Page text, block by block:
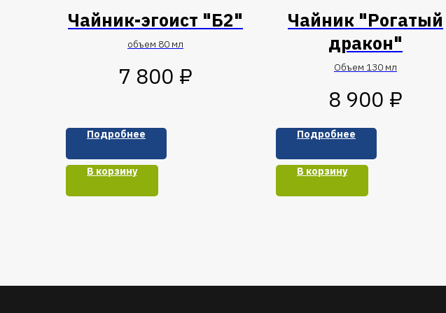
Чайник-эгоист "Б2"
объем 80 мл
7 800 ₽
Подробнее
В корзину
Чайник "Рогатый
дракон"
Объем 130 мл
8 900 ₽
Подробнее
В корзину